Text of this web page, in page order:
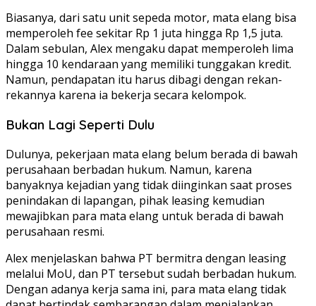
Biasanya, dari satu unit sepeda motor, mata elang bisa
memperoleh fee sekitar Rp 1 juta hingga Rp 1,5 juta.
Dalam sebulan, Alex mengaku dapat memperoleh lima
hingga 10 kendaraan yang memiliki tunggakan kredit.
Namun, pendapatan itu harus dibagi dengan rekan-
rekannya karena ia bekerja secara kelompok.
Bukan Lagi Seperti Dulu
Dulunya, pekerjaan mata elang belum berada di bawah
perusahaan berbadan hukum. Namun, karena
banyaknya kejadian yang tidak diinginkan saat proses
penindakan di lapangan, pihak leasing kemudian
mewajibkan para mata elang untuk berada di bawah
perusahaan resmi.
Alex menjelaskan bahwa PT bermitra dengan leasing
melalui MoU, dan PT tersebut sudah berbadan hukum.
Dengan adanya kerja sama ini, para mata elang tidak